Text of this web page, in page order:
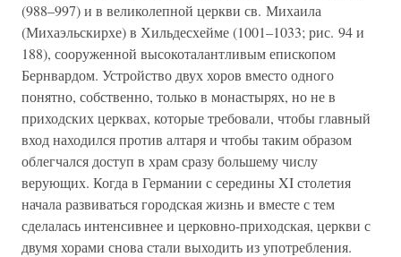
(988–997) и в великолепной церкви св. Михаила
(Михаэльскирхе) в Хильдесхейме (1001–1033; рис. 94 и
188), сооруженной высокоталантливым епископом
Бернвардом. Устройство двух хоров вместо одного
понятно, собственно, только в монастырях, но не в
приходских церквах, которые требовали, чтобы главный
вход находился против алтаря и чтобы таким образом
облегчался доступ в храм сразу большему числу
верующих. Когда в Германии с середины XI столетия
начала развиваться городская жизнь и вместе с тем
сделалась интенсивнее и церковно-приходская, церкви с
двумя хорами снова стали выходить из употребления.